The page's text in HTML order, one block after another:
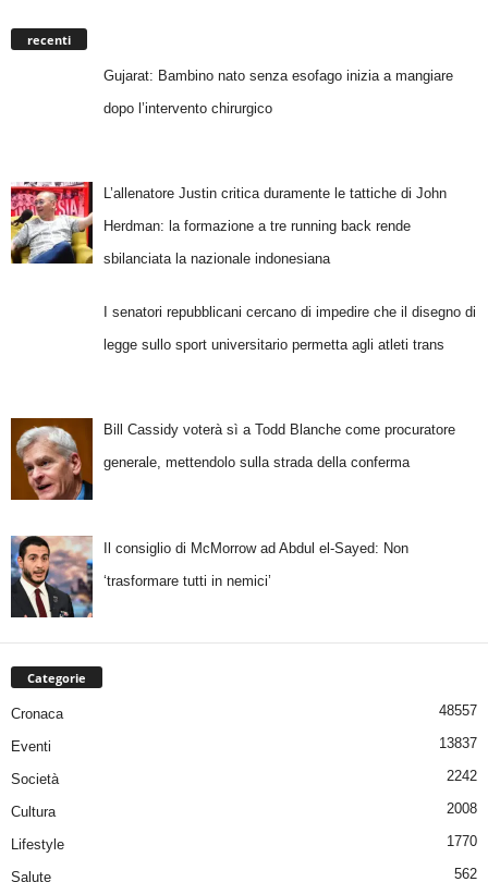
recenti
Gujarat: Bambino nato senza esofago inizia a mangiare
dopo l’intervento chirurgico
L’allenatore Justin critica duramente le tattiche di John
Herdman: la formazione a tre running back rende
sbilanciata la nazionale indonesiana
I senatori repubblicani cercano di impedire che il disegno di
legge sullo sport universitario permetta agli atleti trans
Bill Cassidy voterà sì a Todd Blanche come procuratore
generale, mettendolo sulla strada della conferma
Il consiglio di McMorrow ad Abdul el-Sayed: Non
‘trasformare tutti in nemici’
Categorie
Cronaca 48557
Eventi 13837
Società 2242
Cultura 2008
Lifestyle 1770
Salute 562